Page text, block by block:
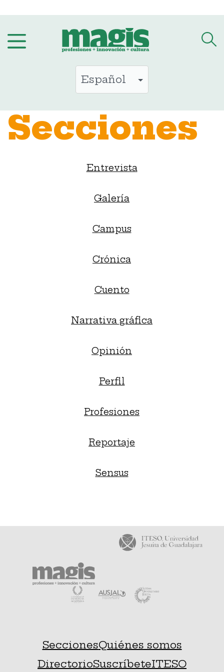
contenido
Secciones
Entrevista
Galería
Campus
Crónica
Cuento
Narrativa gráfica
Opinión
Perfil
Profesiones
Reportaje
Sensus
SeccionesQuiénes somos
DirectorioSuscríbeteITESO